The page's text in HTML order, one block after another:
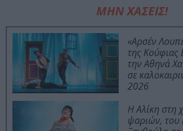
ΜΗΝ ΧΑΣΕΙΣ!
«Αρσέν
της Κούφιας
την Αθηνά
σε
2026
Η Αλίκη στη
ψαριών, του